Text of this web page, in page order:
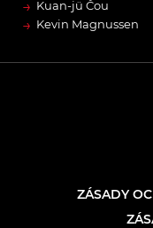
→ Kuan-jü Čou
→ Kevin Magnussen
ZÁSADY